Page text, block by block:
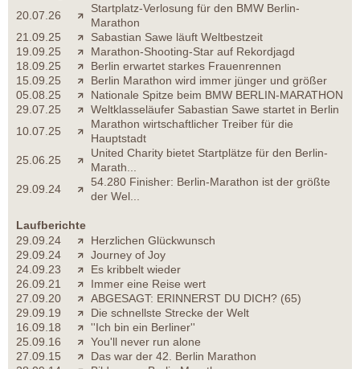
20.07.26
Startplatz-Verlosung für den BMW Berlin-
Marathon
21.09.25
Sabastian Sawe läuft Weltbestzeit
19.09.25
Marathon-Shooting-Star auf Rekordjagd
18.09.25
Berlin erwartet starkes Frauenrennen
15.09.25
Berlin Marathon wird immer jünger und größer
05.08.25
Nationale Spitze beim BMW BERLIN-MARATHON
29.07.25
Weltklasseläufer Sabastian Sawe startet in Berlin
10.07.25
Marathon wirtschaftlicher Treiber für die
Hauptstadt
25.06.25
United Charity bietet Startplätze für den Berlin-
Marath...
29.09.24
54.280 Finisher: Berlin-Marathon ist der größte
der Wel...
Laufberichte
29.09.24
Herzlichen Glückwunsch
29.09.24
Journey of Joy
24.09.23
Es kribbelt wieder
26.09.21
Immer eine Reise wert
27.09.20
ABGESAGT: ERINNERST DU DICH? (65)
29.09.19
Die schnellste Strecke der Welt
16.09.18
''Ich bin ein Berliner''
25.09.16
You'll never run alone
27.09.15
Das war der 42. Berlin Marathon